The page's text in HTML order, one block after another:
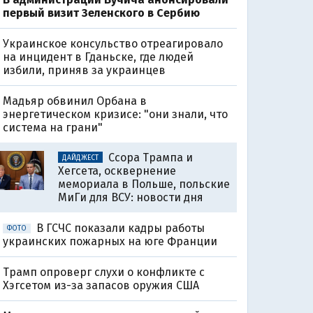
первый визит Зеленского в Сербию
Украинское консульство отреагировало
на инцидент в Гданьске, где людей
избили, приняв за украинцев
Мадьяр обвинил Орбана в
энергетическом кризисе: "они знали, что
система на грани"
ДАЙДЖЕСТ
Ссора Трампа и
Хегсета, осквернение
мемориала в Польше, польские
МиГи для ВСУ: новости дня
ФОТО
В ГСЧС показали кадры работы
украинских пожарных на юге Франции
Трамп опроверг слухи о конфликте с
Хэгсетом из-за запасов оружия США